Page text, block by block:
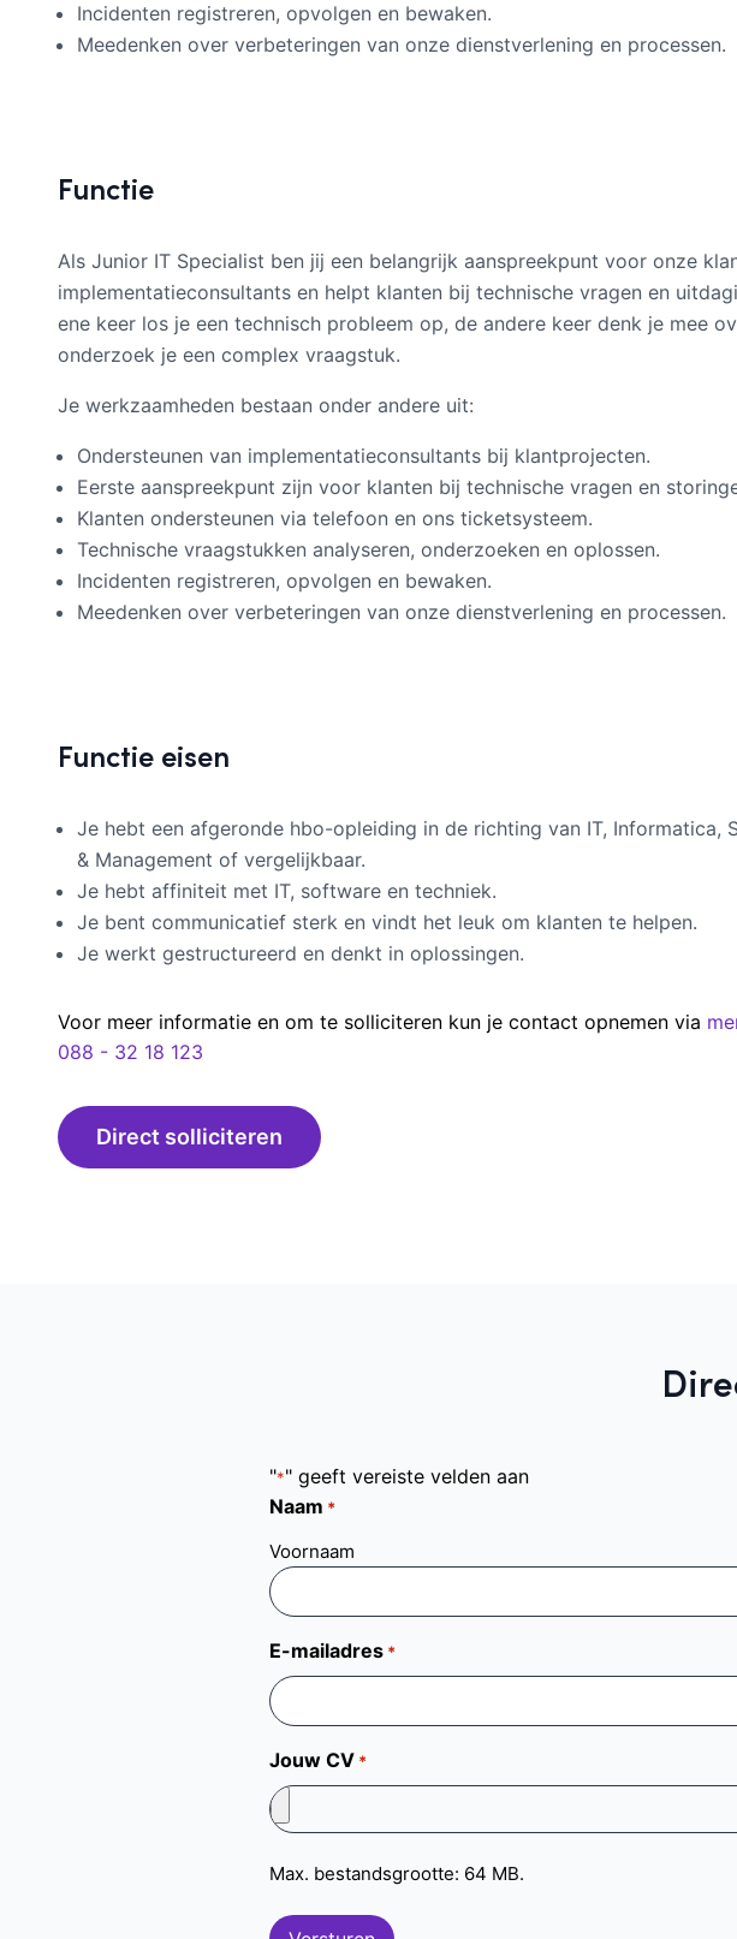
Incidenten registreren, opvolgen en bewaken.
Meedenken over verbeteringen van onze dienstverlening en processen.
Functie
Als Junior IT Specialist ben jij een belangrijk aanspreekpunt voor onze
implementatieconsultants en helpt klanten bij technische vragen en
ene keer los je een technisch probleem op, de andere keer denk je mee
onderzoek je een complex vraagstuk.
Je werkzaamheden bestaan onder andere uit:
Ondersteunen van implementatieconsultants bij klantprojecten.
Eerste aanspreekpunt zijn voor klanten bij technische vragen en
Klanten ondersteunen via telefoon en ons ticketsysteem.
Technische vraagstukken analyseren, onderzoeken en oplossen.
Incidenten registreren, opvolgen en bewaken.
Meedenken over verbeteringen van onze dienstverlening en processen.
Functie eisen
Je hebt een afgeronde hbo-opleiding in de richting van IT, Informatica,
& Management of vergelijkbaar.
Je hebt affiniteit met IT, software en techniek.
Je bent communicatief sterk en vindt het leuk om klanten te helpen.
Je werkt gestructureerd en denkt in oplossingen.
Voor meer informatie en om te solliciteren kun je contact opnemen via
088 - 32 18 123
Direct solliciteren
"*" geeft vereiste velden aan
Naam *
Voornaam
E-mailadres *
Jouw CV *
Max. bestandsgrootte: 64 MB.